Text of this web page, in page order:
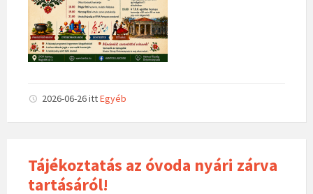
2026-06-26ittEgyéb
Tájékoztatás az óvoda nyári zárva
tartásáról!